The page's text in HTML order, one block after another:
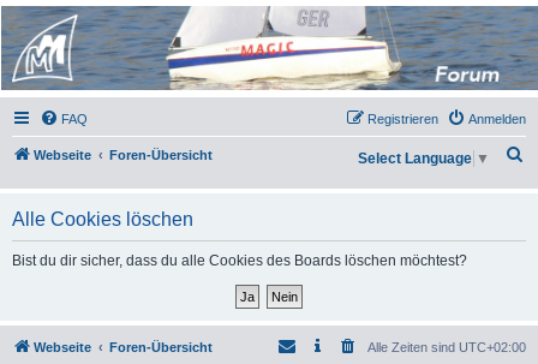
Micro Magic Forum
Deutschland
FAQ Anmelden
Registrieren
Webseite Foren-Übersicht
h
Select Language ▼
Alle Cookies löschen
Bist du dir sicher, dass du alle Cookies des Boards löschen möchtest?
Webseite Foren-Übersicht Alle Zeiten sind UTC+02:00